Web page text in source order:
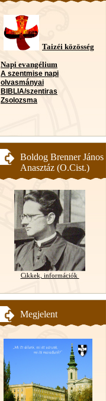
Taizéi közösség
Napi evangélium
A szentmise napi
olvasmányai
BIBLIA/szentiras
Zsolozsma
Boldog Brenner János
Anasztáz (O.Cist.)
Cikkek, információk
Megjelent